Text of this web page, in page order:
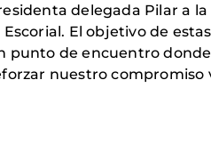
delegada Pilar a
Escorial. El objetivo de
punto de encuentro
nuestro compromiso